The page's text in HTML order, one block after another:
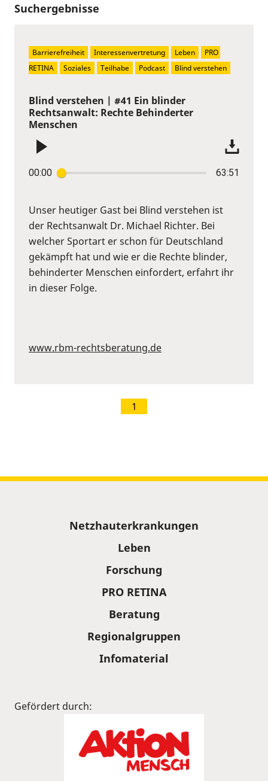
Suchergebnisse
Blind verstehen | #41 Ein blinder
Rechtsanwalt: Rechte Behinderter
Menschen
00:00 63:51
Unser heutiger Gast bei Blind verstehen ist
der Rechtsanwalt Dr. Michael Richter. Bei
welcher Sportart er schon für Deutschland
gekämpft hat und wie er die Rechte blinder,
behinderter Menschen einfordert, erfahrt ihr
in dieser Folge.
www.rbm-rechtsberatung.de
Barrierefreiheit Interessenvertretung Leben
PRO
RETINA
Soziales Teilhabe Podcast Blind verstehen
1
Netzhauterkrankungen
Leben
Forschung
PRO RETINA
Beratung
Regionalgruppen
Infomaterial
Gefördert durch: